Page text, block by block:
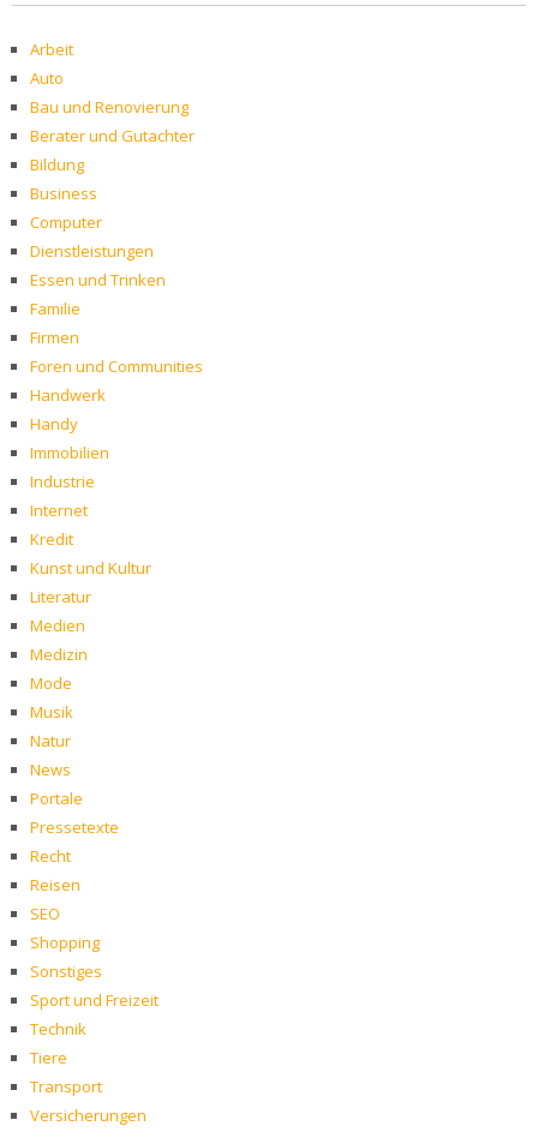
Arbeit
Auto
Bau und Renovierung
Berater und Gutachter
Bildung
Business
Computer
Dienstleistungen
Essen und Trinken
Familie
Firmen
Foren und Communities
Handwerk
Handy
Immobilien
Industrie
Internet
Kredit
Kunst und Kultur
Literatur
Medien
Medizin
Mode
Musik
Natur
News
Portale
Pressetexte
Recht
Reisen
SEO
Shopping
Sonstiges
Sport und Freizeit
Technik
Tiere
Transport
Versicherungen